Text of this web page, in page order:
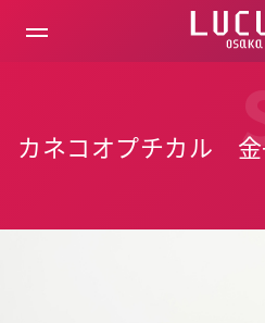
カネコオプチカル